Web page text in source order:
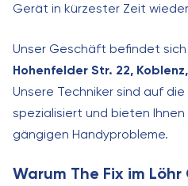
Gerät in kürzester Zeit
Unser Geschäft befindet sich
Hohenfelder Str. 22,
Unsere Techniker sind auf
spezialisiert und bieten
gängigen Handyprobleme.
Warum The Fix im